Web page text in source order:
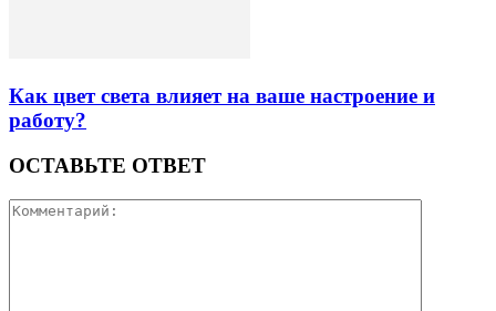
Как цвет света влияет на ваше настроение и
работу?
ОСТАВЬТЕ ОТВЕТ